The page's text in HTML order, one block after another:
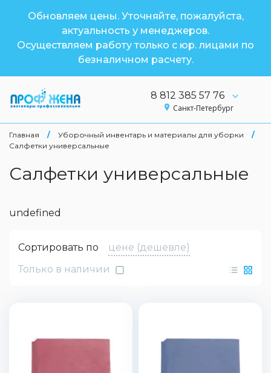
Обновляем цены. Уточняйте, пожалуйста,
актуальность у менеджеров.
Осуществляем работу только с юр. лицами по
безналичном расчету.
8 812 385 57 76
Санкт-Петербург
Главная / Уборочный инвентарь и материалы для уборки
/
Салфетки универсальные
Салфетки универсальные
undefined
Сортировать по
цене (дешевле)
Только в наличии